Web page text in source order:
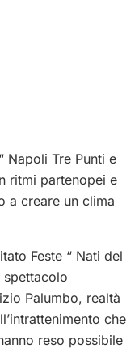
Napoli Tre Punti e
ritmi partenopei e
a creare un clima
Feste “ Nati del
spettacolo
Palumbo, realtà
che
reso possibile